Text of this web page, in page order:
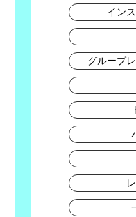
イン
グループ